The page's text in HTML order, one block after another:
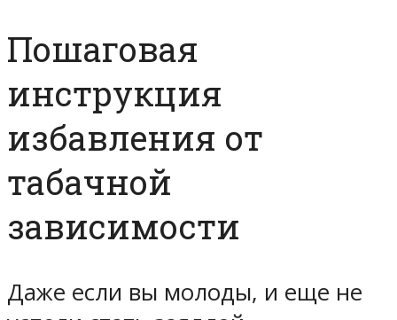
Пошаговая
инструкция
избавления от
табачной
зависимости
Даже если вы молоды, и еще не